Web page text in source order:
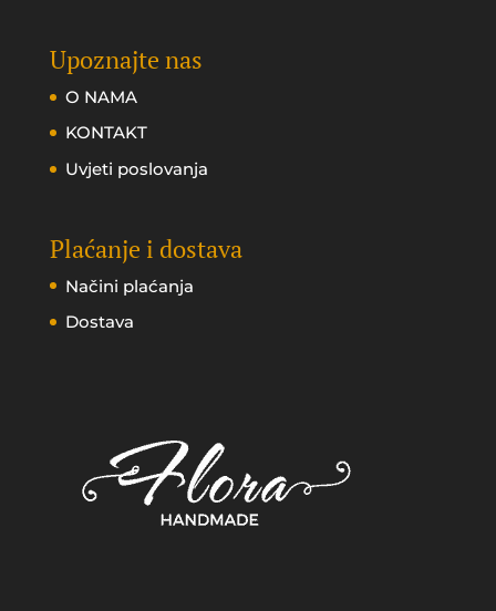
Upoznajte nas
O NAMA
KONTAKT
Uvjeti poslovanja
Plaćanje i dostava
Načini plaćanja
Dostava